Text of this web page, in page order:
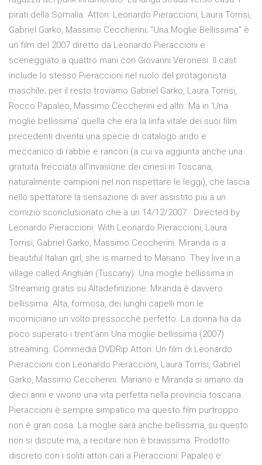
pirati della Somalia. Attori: Leonardo Pieraccioni, Laura Torrisi,
Gabriel Garko, Massimo Ceccherini; “Una Moglie Bellissima” è
un film del 2007 diretto da Leonardo Pieraccioni e
sceneggiato a quattro mani con Giovanni Veronesi. Il cast
include lo stesso Pieraccioni nel ruolo del protagonista
maschile; per il resto troviamo Gabriel Garko, Laura Torrisi,
Rocco Papaleo, Massimo Ceccherini ed altri. Ma in 'Una
moglie bellissima' quella che era la linfa vitale dei suoi film
precedenti diventa una specie di catalogo arido e
meccanico di rabbie e rancori (a cui va aggiunta anche una
gratuita frecciata all'invasione dei cinesi in Toscana,
naturalmente campioni nel non rispettare le leggi), che lascia
nello spettatore la sensazione di aver assistito più a un
comizio sconclusionato che a un 14/12/2007 · Directed by
Leonardo Pieraccioni. With Leonardo Pieraccioni, Laura
Torrisi, Gabriel Garko, Massimo Ceccherini. Miranda is a
beautiful Italian girl, she is married to Mariano. They live in a
village called Anghiari (Tuscany). Una moglie bellissima in
Streaming gratis su Altadefinizione: Miranda è davvero
bellissima. Alta, formosa, dei lunghi capelli mori le
incorniciano un volto pressocchè perfetto. La donna ha da
poco superato i trent’ann Una moglie bellissima (2007)
streaming. Commedia DVDRip Attori: Un film di Leonardo
Pieraccioni con Leonardo Pieraccioni, Laura Torrisi, Gabriel
Garko, Massimo Ceccherini. Mariano e Miranda si amano da
dieci anni e vivono una vita perfetta nella provincia toscana.
Pieraccioni è sempre simpatico ma questo film purtroppo
non è gran cosa. La moglie sarà anche bellissima, su questo
non si discute ma, a recitare non è bravissima. Prodotto
discreto con i soliti attori cari a Pieraccioni: Papaleo e